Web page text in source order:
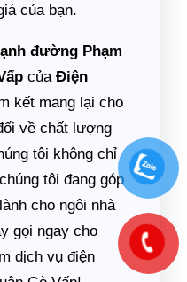
của bạn.
đường Phạm
của Điện
kết mang lại cho
về chất lượng
tôi không chỉ
tôi đang góp
cho ngôi nhà
gọi ngay cho
dịch vụ điện